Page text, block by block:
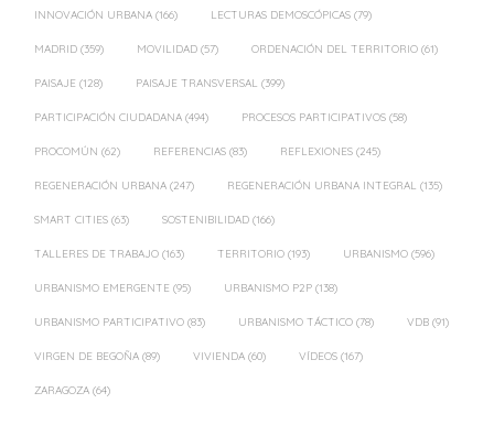
INNOVACIÓN URBANA (166) LECTURAS DEMOSCÓPICAS (79)
MADRID (359) MOVILIDAD (57) ORDENACIÓN DEL TERRITORIO (61)
PAISAJE (128) PAISAJE TRANSVERSAL (399)
PARTICIPACIÓN CIUDADANA (494) PROCESOS PARTICIPATIVOS (58)
PROCOMÚN (62) REFERENCIAS (83) REFLEXIONES (245)
REGENERACIÓN URBANA (247) REGENERACIÓN URBANA INTEGRAL (135)
SMART CITIES (63) SOSTENIBILIDAD (166)
TALLERES DE TRABAJO (163) TERRITORIO (193) URBANISMO (596)
URBANISMO EMERGENTE (95) URBANISMO P2P (138)
URBANISMO PARTICIPATIVO (83) URBANISMO TÁCTICO (78) VDB (91)
VIRGEN DE BEGOÑA (89) VIVIENDA (60) VÍDEOS (167)
ZARAGOZA (64)